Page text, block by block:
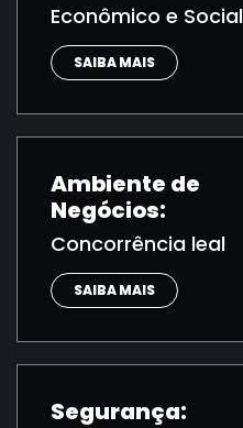
Econômico e Social
SAIBA MAIS
Ambiente de
Negócios:
Concorrência leal
SAIBA MAIS
Segurança: